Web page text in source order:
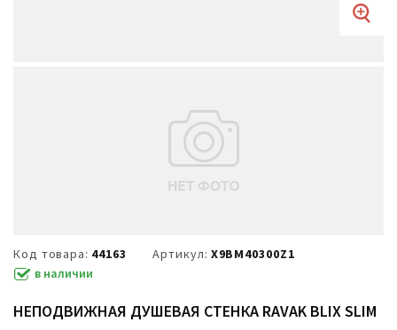
Код товара: 44163 Артикул: X9BM40300Z1
в наличии
НЕПОДВИЖНАЯ ДУШЕВАЯ СТЕНКА RAVAK BLIX SLIM